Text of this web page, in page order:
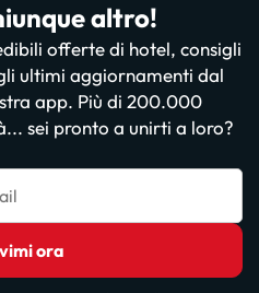
altro!
offerte di hotel, consigli
ultimi aggiornamenti dal
app. Più di 200.000
sei pronto a unirti a loro?
ora